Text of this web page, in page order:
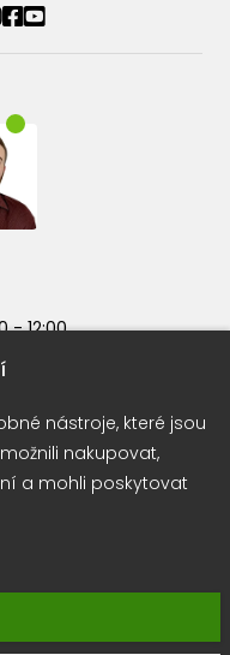
- 12:00
nástroje, které jsou
nakupovat,
a mohli poskytovat